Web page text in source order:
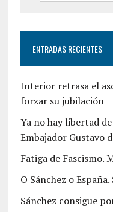
ENTRADAS RECIENTES
Interior retrasa el
forzar su jubilación
Ya no hay libertad
Embajador Gustavo
Fatiga de Fascismo.
O Sánchez o
Sánchez consigue